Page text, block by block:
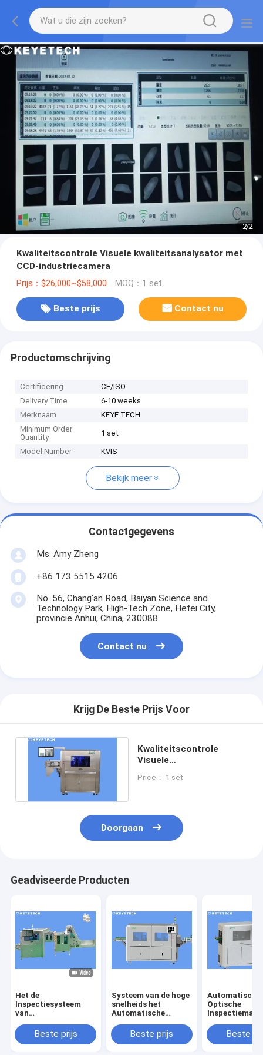
2/2
Kwaliteitscontrole Visuele kwaliteitsanalysator met
CCD-industriecamera
Prijs：$26,000~$58,000 MOQ：1 set
Beste prijs Contact nu
Productomschrijving
Certificering
CE/ISO
Delivery Time
6-10 weeks
Merknaam
KEYE TECH
Minimum Order
Quantity
1 set
Model Number KVIS
Bekijk meer
Contactgegevens
Ms. Amy Zheng
+86 173 5515 4206
No. 56, Chang'an Road, Baiyan Science and
Technology Park, High-Tech Zone, Hefei City,
provincie Anhui, China, 230088
Contact nu
Krijg De Beste Prijs Voor
Kwaliteitscontrole
Visuele
CCD-industriecamera
Price： 1 set
Doorgaan
Geadviseerde Producten
Het de
Inspectiesysteem
van
loopt Detector voor
Plastic Verpakking
Beste prijs
Systeem van de hoge
snelheids het
Automatische
voor
Beeldkwaliteitscontrole
Beste prijs
Automatische
Optische
de
Beste